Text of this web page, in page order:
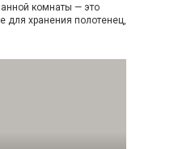
комнаты — это
для хранения полотенец,